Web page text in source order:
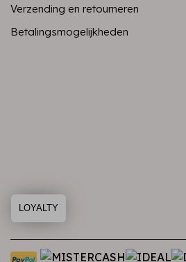
Verzending en retourneren
Betalingsmogelijkheden
LOYALTY